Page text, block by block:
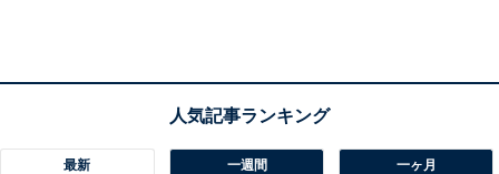
最新 一週間 一ヶ月